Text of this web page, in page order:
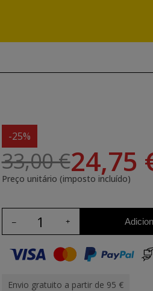
-25%
33,00 €24,75
Preço unitário (imposto incluído)
Envio gratuito a partir de 95 €